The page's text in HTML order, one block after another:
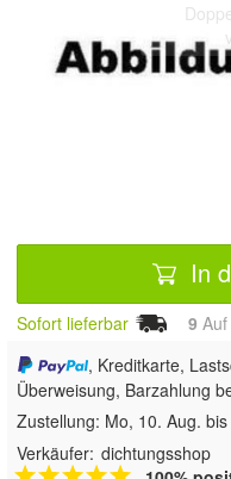
In
Sofort lieferbar 9
, Kreditkarte,
Überweisung, Barzahlung
Zustellung: Mo, 10. Aug.
Verkäufer: dichtungsshop